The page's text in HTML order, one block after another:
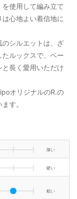
使用して編み立て
心地よい着信地に
シルエットは、ざ
ルックスで、ベー
長く愛用いただけ
オリジナルのR.の
す。
厚い
硬い
粗い